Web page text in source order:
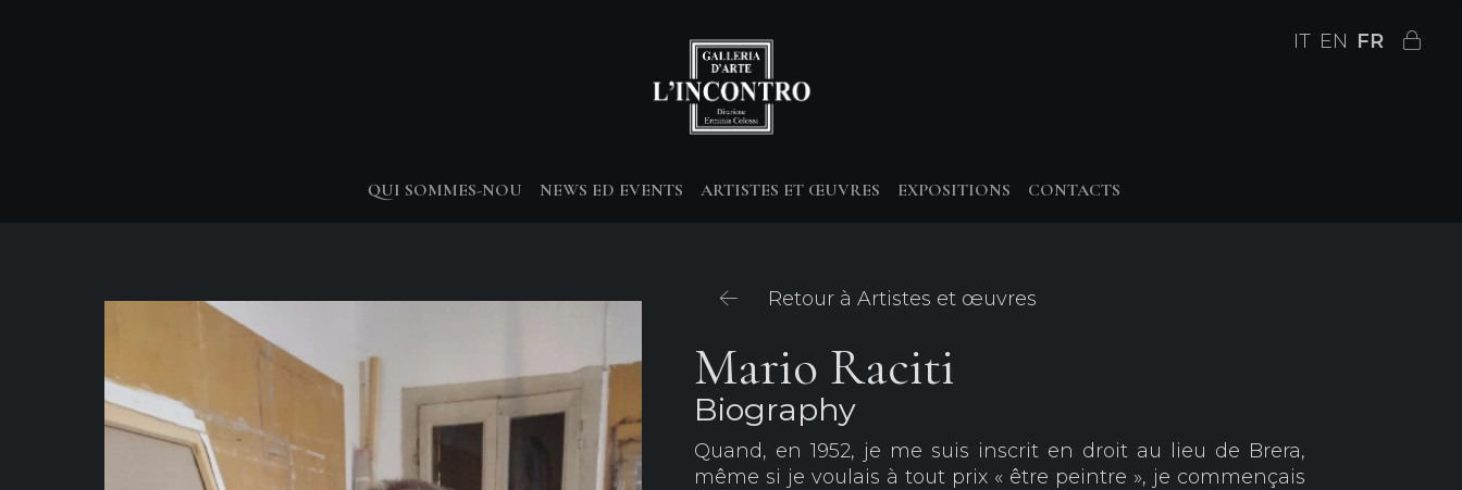
IT EN FR
QUI SOMMES-NOU NEWS ED EVENTS ARTISTES ET ŒUVRES EXPOSITIONS CONTACTS
Retour à Artistes et œuvres
Mario Raciti
Biography
Quand, en 1952, je me suis inscrit en droit au lieu de Brera,
même si je voulais à tout prix « être peintre », je commençais